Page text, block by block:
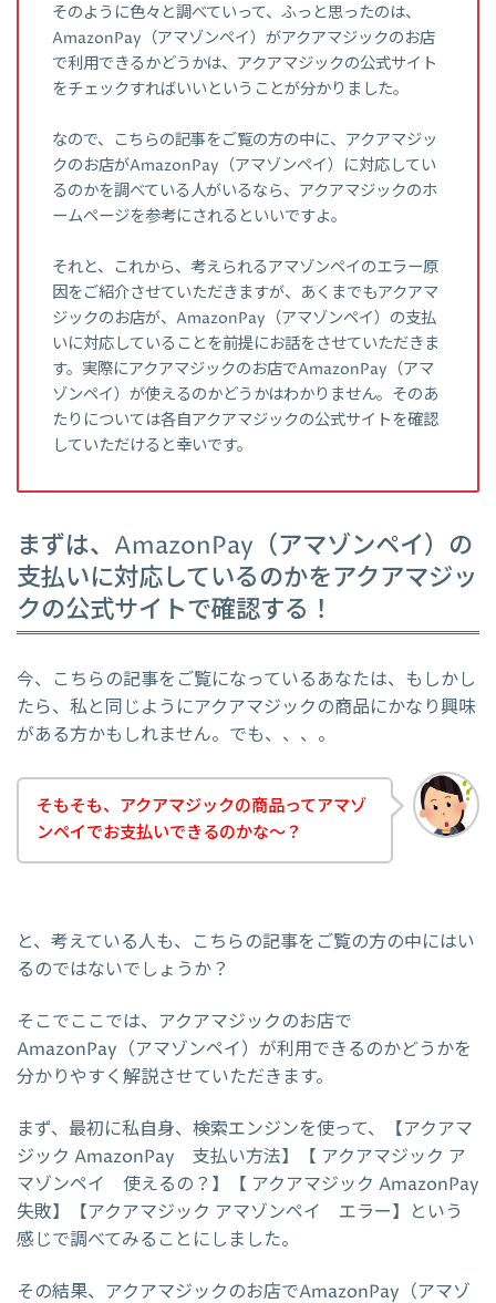
そのように色々と調べていって、ふっと思ったのは、
AmazonPay（アマゾンペイ）がアクアマジックのお店
で利用できるかどうかは、アクアマジックの公式サイト
をチェックすればいいということが分かりました。
なので、こちらの記事をご覧の方の中に、アクアマジッ
クのお店がAmazonPay（アマゾンペイ）に対応してい
るのかを調べている人がいるなら、アクアマジックのホ
ームページを参考にされるといいですよ。
それと、これから、考えられるアマゾンペイのエラー原
因をご紹介させていただきますが、あくまでもアクアマ
ジックのお店が、AmazonPay（アマゾンペイ）の支払
いに対応していることを前提にお話をさせていただきま
す。実際にアクアマジックのお店でAmazonPay（アマ
ゾンペイ）が使えるのかどうかはわかりません。そのあ
たりについては各自アクアマジックの公式サイトを確認
していただけると幸いです。
まずは、AmazonPay（アマゾンペイ）の
支払いに対応しているのかをアクアマジッ
クの公式サイトで確認する！
今、こちらの記事をご覧になっているあなたは、もしかし
たら、私と同じようにアクアマジックの商品にかなり興味
がある方かもしれません。でも、、、。
そもそも、アクアマジックの商品ってアマゾ
ンペイでお支払いできるのかな～？
と、考えている人も、こちらの記事をご覧の方の中にはい
るのではないでしょうか？
そこでここでは、アクアマジックのお店で
AmazonPay（アマゾンペイ）が利用できるのかどうかを
分かりやすく解説させていただきます。
まず、最初に私自身、検索エンジンを使って、【アクアマ
ジック AmazonPay 支払い方法】【 アクアマジック ア
マゾンペイ 使えるの？】【 アクアマジック AmazonPay
失敗】【アクアマジック アマゾンペイ エラー】という
感じで調べてみることにしました。
その結果、アクアマジックのお店でAmazonPay（アマゾ